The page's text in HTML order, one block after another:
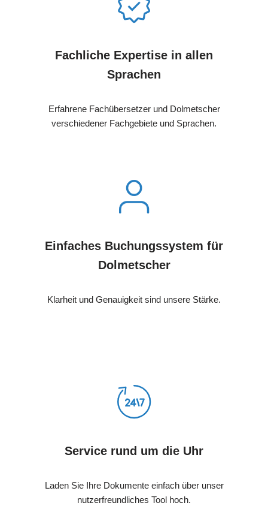
Fachliche Expertise in allen
Sprachen
Erfahrene Fachübersetzer und Dolmetscher
verschiedener Fachgebiete und Sprachen.
Einfaches Buchungssystem für
Dolmetscher
Klarheit und Genauigkeit sind unsere Stärke.
Service rund um die Uhr
Laden Sie Ihre Dokumente einfach über unser
nutzerfreundliches Tool hoch.